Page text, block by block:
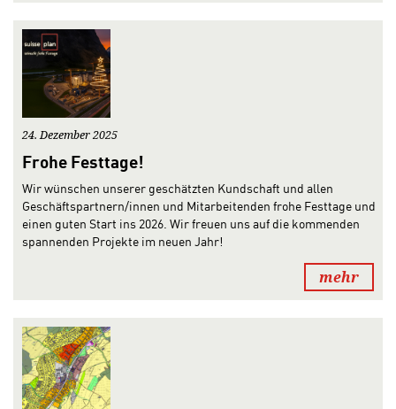
24. Dezember 2025
Frohe Festtage!
Wir wünschen unserer geschätzten Kundschaft und allen
Geschäftspartnern/innen und Mitarbeitenden frohe Festtage und
einen guten Start ins 2026. Wir freuen uns auf die kommenden
spannenden Projekte im neuen Jahr!
mehr